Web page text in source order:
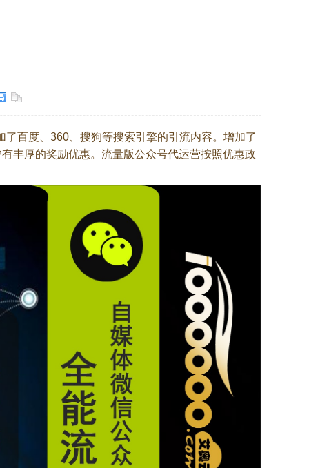
了百度、360、搜狗等搜索引擎的引流内容。 增加了
丰厚的奖励优惠。流量版公众号代运营按照优惠政